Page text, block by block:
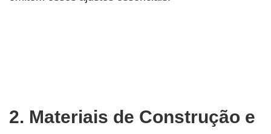
2. Materiais de Construção e